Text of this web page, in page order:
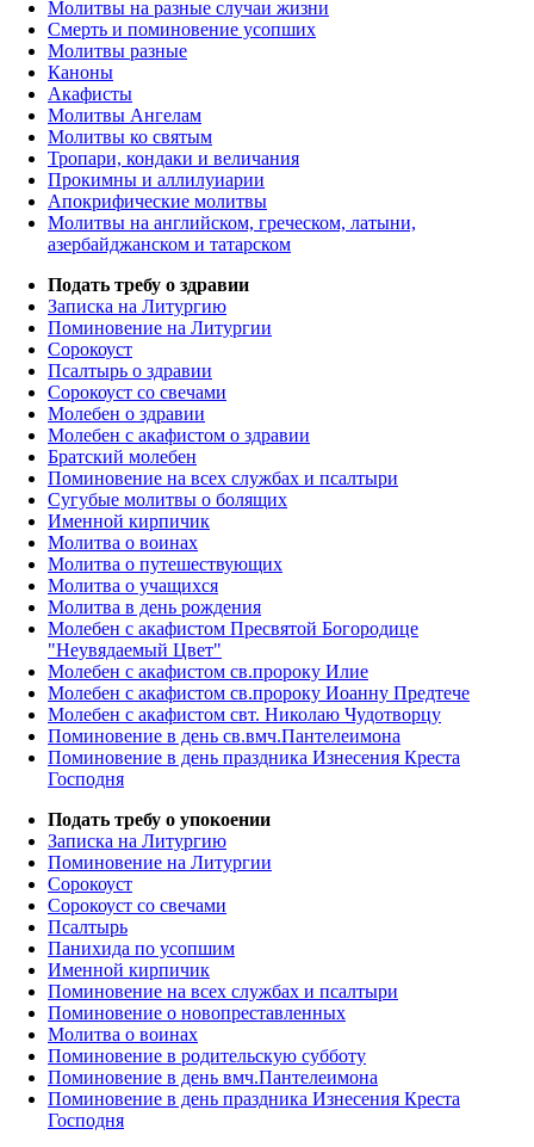
Молитвы на разные случаи жизни
Смерть и поминовение усопших
Молитвы разные
Каноны
Акафисты
Молитвы Ангелам
Молитвы ко святым
Тропари, кондаки и величания
Прокимны и аллилуиарии
Апокрифические молитвы
Молитвы на английском, греческом, латыни,
азербайджанском и татарском
Подать требу о здравии
Записка на Литургию
Поминовение на Литургии
Сорокоуст
Псалтырь о здравии
Сорокоуст со свечами
Молебен о здравии
Молебен с акафистом о здравии
Братский молебен
Поминовение на всех службах и псалтыри
Сугубые молитвы о болящих
Именной кирпичик
Молитва о воинах
Молитва о путешествующих
Молитва о учащихся
Молитва в день рождения
Молебен с акафистом Пресвятой Богородице
"Неувядаемый Цвет"
Молебен с акафистом св.пророку Илие
Молебен с акафистом св.пророку Иоанну Предтече
Молебен с акафистом свт. Николаю Чудотворцу
Поминовение в день св.вмч.Пантелеимона
Поминовение в день праздника Изнесения Креста
Господня
Подать требу о упокоении
Записка на Литургию
Поминовение на Литургии
Сорокоуст
Сорокоуст со свечами
Псалтырь
Панихида по усопшим
Именной кирпичик
Поминовение на всех службах и псалтыри
Поминовение о новопреставленных
Молитва о воинах
Поминовение в родительскую субботу
Поминовение в день вмч.Пантелеимона
Поминовение в день праздника Изнесения Креста
Господня